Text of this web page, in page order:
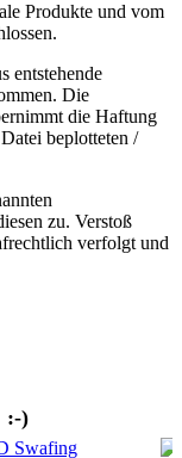
Produkte und vom
entstehende
Die
die Haftung
beplotteten /
zu. Verstoß
verfolgt und
:-)